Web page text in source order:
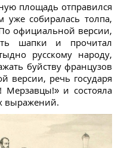
площадь отправился
собиралась толпа,
официальной версии,
шапки и прочитал
русскому народу,
буйству французов
версии, речь государя
Мерзавцы!» и состояла
выражений.